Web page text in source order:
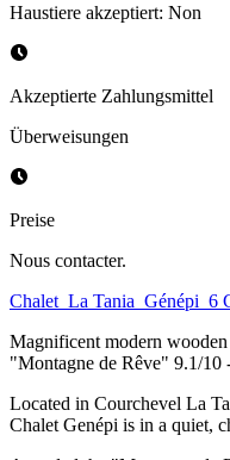
Haustiere akzeptiert: Non
Akzeptierte Zahlungsmittel
Überweisungen
Preise
Nous contacter.
Chalet_La Tania_Génépi_6
Magnificent modern
"Montagne de Rêve" 9.1/10
Located in Courchevel La
Chalet Genépi is in a quiet,